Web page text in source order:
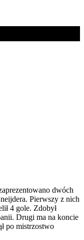
dwóch
Pierwszy z nich
4 gole. Zdobył
Drugi ma na koncie
po mistrzostwo